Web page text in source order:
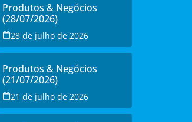
Produtos & Negócios
(28/07/2026)
28 de julho de 2026
Produtos & Negócios
(21/07/2026)
21 de julho de 2026